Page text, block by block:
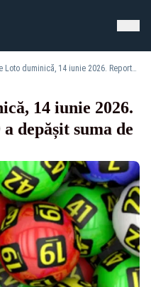
Rezultate Loto duminică, 14 iunie 2026. Reportul la Loto 6/49 a depășit suma de 6 milioane de euro
14 iunie 2026.
depășit suma de